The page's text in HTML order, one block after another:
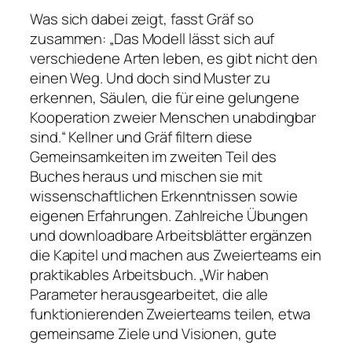
Was sich dabei zeigt, fasst Gräf so
zusammen: „Das Modell lässt sich auf
verschiedene Arten leben, es gibt nicht den
einen Weg. Und doch sind Muster zu
erkennen, Säulen, die für eine gelungene
Kooperation zweier Menschen unabdingbar
sind.“ Kellner und Gräf filtern diese
Gemeinsamkeiten im zweiten Teil des
Buches heraus und mischen sie mit
wissenschaftlichen Erkenntnissen sowie
eigenen Erfahrungen. Zahlreiche Übungen
und downloadbare Arbeitsblätter ergänzen
die Kapitel und machen aus Zweierteams ein
praktikables Arbeitsbuch. „Wir haben
Parameter herausgearbeitet, die alle
funktionierenden Zweierteams teilen, etwa
gemeinsame Ziele und Visionen, gute